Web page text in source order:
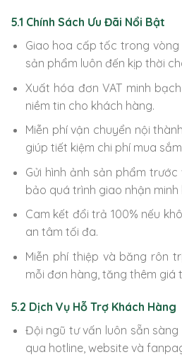
5.1 Chính Sách Ưu Đãi Nổi Bật
Giao hoa cấp tốc trong vòng
sản phẩm luôn đến kịp thời
Xuất hóa đơn VAT minh
niềm tin cho khách hàng.
Miễn phí vận chuyển nội
giúp tiết kiệm chi phí mua
Gửi hình ảnh sản phẩm
bảo quá trình giao nhận minh
Cam kết đổi trả 100% nếu
an tâm tối đa.
Miễn phí thiệp và băng rôn
mỗi đơn hàng, tăng thêm giá
5.2 Dịch Vụ Hỗ Trợ Khách Hàng
Đội ngũ tư vấn luôn sẵn
qua hotline, website và